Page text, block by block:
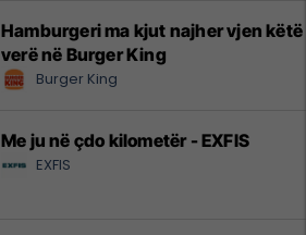
Hamburgeri ma kjut najher vjen këtë
verë në Burger King
Burger King
Me ju në çdo kilometër - EXFIS
EXFIS